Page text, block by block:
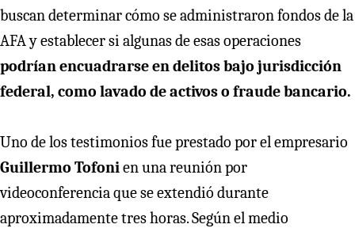
buscan determinar cómo se administraron fondos de la
AFA y establecer si algunas de esas operaciones
podrían encuadrarse en delitos bajo jurisdicción
federal, como lavado de activos o fraude bancario.
Uno de los testimonios fue prestado por el empresario
Guillermo Tofonien una reunión por
videoconferencia que se extendió durante
aproximadamente tres horas. Según el medio